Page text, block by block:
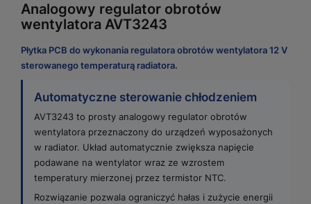
Analogowy regulator obrotów
wentylatora AVT3243
Płytka PCB do wykonania regulatora obrotów wentylatora 12 V
sterowanego temperaturą radiatora.
Automatyczne sterowanie chłodzeniem
AVT3243 to prosty analogowy regulator obrotów
wentylatora przeznaczony do urządzeń wyposażonych
w radiator. Układ automatycznie zwiększa napięcie
podawane na wentylator wraz ze wzrostem
temperatury mierzonej przez termistor NTC.
Rozwiązanie pozwala ograniczyć hałas i zużycie energii